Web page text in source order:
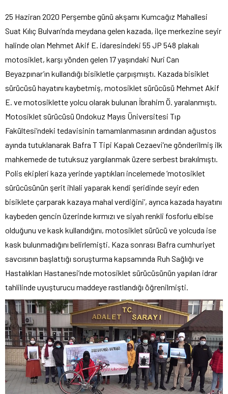
25 Haziran 2020 Perşembe günü akşamı Kumcağız Mahallesi
Suat Kılıç Bulvarı’nda meydana gelen kazada, ilçe merkezine seyir
halinde olan Mehmet Akif E. idaresindeki 55 JP 548 plakalı
motosiklet, karşı yönden gelen 17 yaşındaki Nuri Can
Beyazpınar’ın kullandığı bisikletle çarpışmıştı. Kazada bisiklet
sürücüsü hayatını kaybetmiş, motosiklet sürücüsü Mehmet Akif
E. ve motosiklette yolcu olarak bulunan İbrahim Ö. yaralanmıştı.
Motosiklet sürücüsü Ondokuz Mayıs Üniversitesi Tıp
Fakültesi’ndeki tedavisinin tamamlanmasının ardından ağustos
ayında tutuklanarak Bafra T Tipi Kapalı Cezaevi’ne gönderilmiş ilk
mahkemede de tutuksuz yargılanmak üzere serbest bırakılmıştı.
Polis ekipleri kaza yerinde yaptıkları incelemede ‘motosiklet
sürücüsünün şerit ihlali yaparak kendi şeridinde seyir eden
bisiklete çarparak kazaya mahal verdiğini’, ayrıca kazada hayatını
kaybeden gencin üzerinde kırmızı ve siyah renkli fosforlu elbise
olduğunu ve kask kullandığını, motosiklet sürücü ve yolcuda ise
kask bulunmadığını belirlemişti. Kaza sonrası Bafra cumhuriyet
savcısının başlattığı soruşturma kapsamında Ruh Sağlığı ve
Hastalıkları Hastanesi’nde motosiklet sürücüsünün yapılan idrar
tahlilinde uyuşturucu maddeye rastlandığı öğrenilmişti.